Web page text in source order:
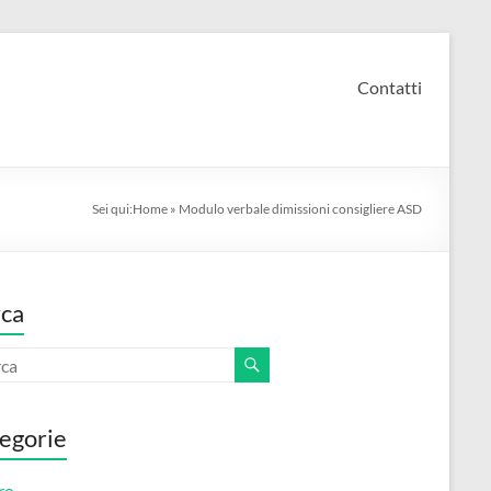
Contatti
Sei qui:Home » Modulo verbale dimissioni consigliere ASD​